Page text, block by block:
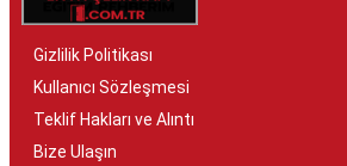
Gizlilik Politikası
Kullanıcı Sözleşmesi
Teklif Hakları ve Alıntı
Bize Ulaşın